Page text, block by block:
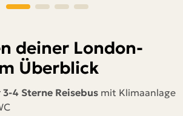
deiner London-
Überblick
3-4 Sterne Reisebus mit Klimaanlage